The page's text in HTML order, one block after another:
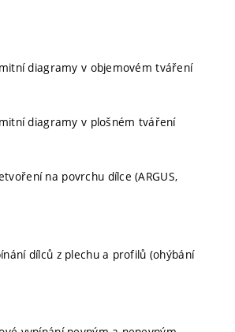
diagramy v objemovém tváření
diagramy v plošném tváření
na povrchu dílce (ARGUS,
dílců z plechu a profilů (ohýbání